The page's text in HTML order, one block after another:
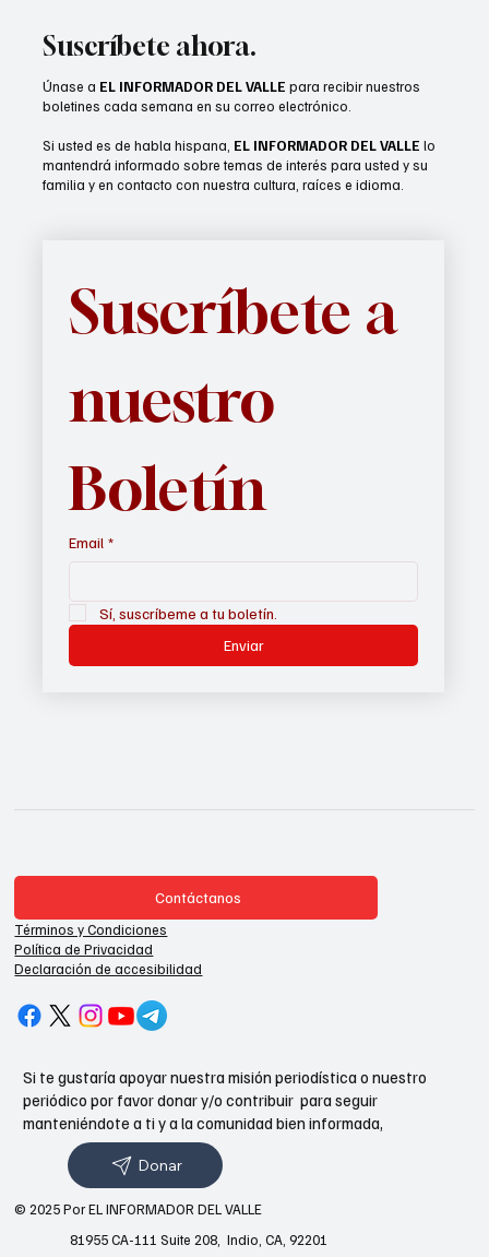
Suscríbete ahora.
Únase a EL INFORMADOR DEL VALLE para recibir nuestros
boletines cada semana en su correo electrónico.
Si usted es de habla hispana, EL INFORMADOR DEL VALLE lo
mantendrá informado sobre temas de interés para usted y su
familia y en contacto con nuestra cultura, raíces e idioma.
Suscríbete a
nuestro
Boletín
Email *
Sí, suscríbeme a tu boletín.
Enviar
Contáctanos
Términos y Condiciones
Política de Privacidad
Declaración de accesibilidad
Si te gustaría apoyar nuestra misión periodística o nuestro
periódico por favor donar y/o contribuir para seguir
manteniéndote a ti y a la comunidad bien informada,
Donar
81955 CA-111 Suite 208, Indio, CA, 92201
© 2025 Por EL INFORMADOR DEL VALLE